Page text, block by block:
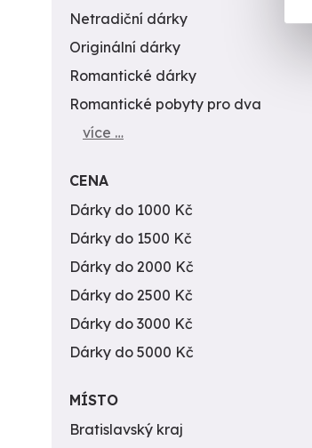
Netradiční dárky
Originální dárky
Romantické dárky
Romantické pobyty pro dva
více …
CENA
Dárky do 1000 Kč
Dárky do 1500 Kč
Dárky do 2000 Kč
Dárky do 2500 Kč
Dárky do 3000 Kč
Dárky do 5000 Kč
MÍSTO
Bratislavský kraj